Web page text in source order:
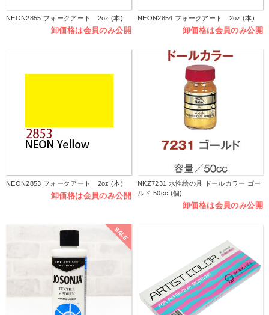
NEON2855 フォークアート 2oz (本)
卸価格は会員のみ公開
NEON2854 フォークアート 2oz (本)
卸価格は会員のみ公開
NEON2853 フォークアート 2oz (本)
卸価格は会員のみ公開
NKZ7231 水性絵の具 ドールカラー ゴー
ルド 50cc (個)
卸価格は会員のみ公開
SALE